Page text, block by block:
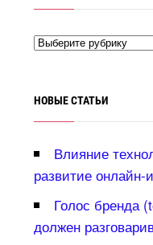
НОВЫЕ СТАТЬИ
лияние
развитие онлайн-
Голос бренда
должен